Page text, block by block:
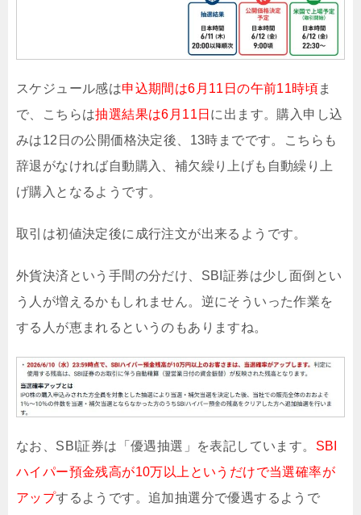
スケジュール感は申込期間は6月11日の午前11時頃ま
で、こちらは抽選結果は6月11日 に出ます。購入申し込
みは12日の公開価格決定後、13時までです。こちらも
辞退がなければ自動購入、補欠繰り上げも自動繰り上
げ購入となるようです。
取引は初値決定後に成行注文が出来るようです。
外貨決済という手間の分だけ、SBI証券は少し面倒とい
う人が増えるかもしれません。逆にそういった作業を
する人が恵まれるというのもありますね。
なお、SBI証券は「優遇抽選」を表記しています。 SBI
ハイパー預金残高が10万以上というだけで当選確率が
アップするようです。追加抽選分で優遇するようで